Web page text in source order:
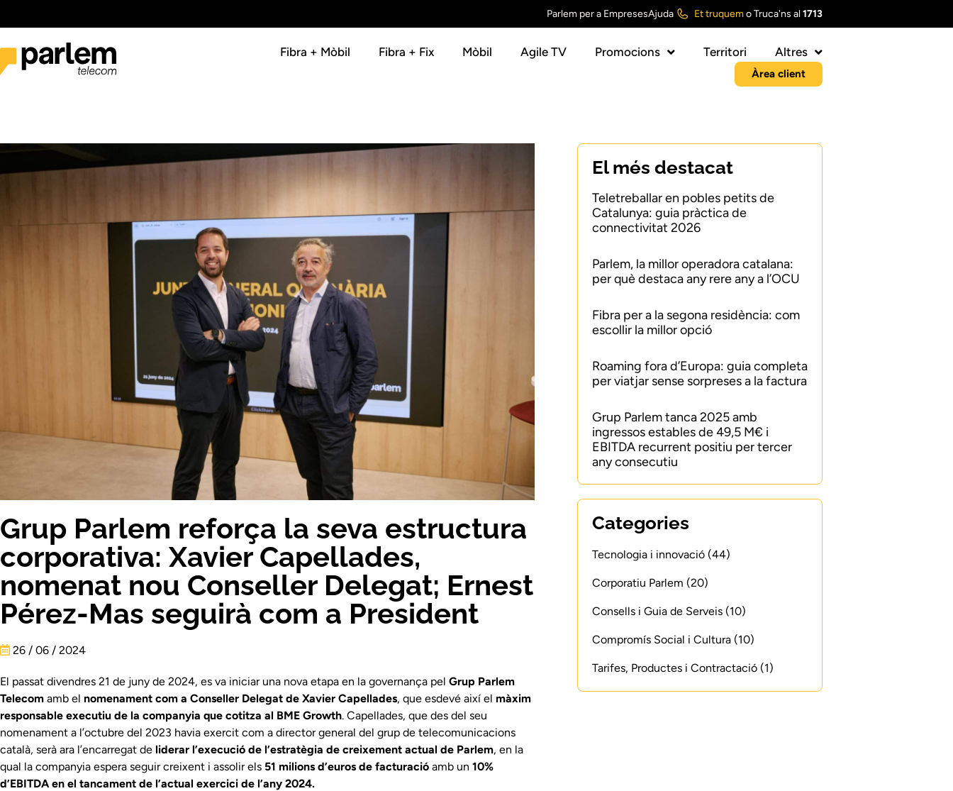
Parlem per a EmpresesAjuda Et truquemoTruca'ns al1713
Fibra + Mòbil Fibra + Fix Mòbil Agile TV Promocions Territori Altres
Àrea client
Grup Parlem reforça la seva estructura
corporativa: Xavier Capellades,
nomenat nou Conseller Delegat; Ernest
Pérez-Mas seguirà com a President
26 / 06 / 2024
El passat divendres 21 de juny de 2024, es va iniciar una nova etapa en la governança pel Grup Parlem
Telecom amb el nomenament com a Conseller Delegat de Xavier Capellades, que esdevé així el màxim
responsable executiu de la companyia que cotitza al BME Growth. Capellades, que des del seu
nomenament a l’octubre del 2023 havia exercit com a director general del grup de telecomunicacions
català, serà ara l’encarregat de liderar l’execució de l’estratègia de creixement actual de Parlem, en la
qual la companyia espera seguir creixent i assolir els 51 milions d’euros de facturació amb un 10%
d’EBITDA en el tancament de l’actual exercici de l’any 2024.
El més destacat
Teletreballar en pobles petits de
Catalunya: guia pràctica de
connectivitat 2026
Parlem, la millor operadora catalana:
per què destaca any rere any a l’OCU
Fibra per a la segona residència: com
escollir la millor opció
Roaming fora d’Europa: guia completa
per viatjar sense sorpreses a la factura
Grup Parlem tanca 2025 amb
ingressos estables de 49,5 M€ i
EBITDA recurrent positiu per tercer
any consecutiu
Categories
Tecnologia i innovació (44)
Corporatiu Parlem (20)
Consells i Guia de Serveis (10)
Compromís Social i Cultura (10)
Tarifes, Productes i Contractació (1)